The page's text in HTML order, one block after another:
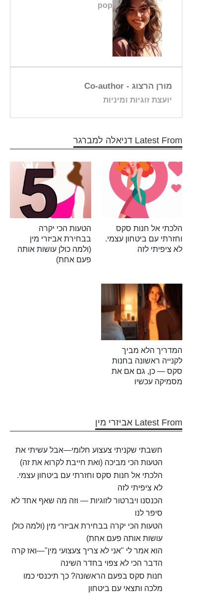
pop
מורן הרצוג - Co-author
יועצת זוגיות ומיניות
Latest From דניאלה למברגר
הלכתי אל חנות סקס
וחזרתי עם ביטחון עצמי.
לא ציפיתי לזה
הטעות הכי יקרה
בבחירת אביזרי מין
(ולמה כולן עושות אותה
פעם אחת)
המדריך הלא מביך
לקנייה ראשונה בחנות
סקס — כן, גם אם את
מסמיקה עכשיו
Latest From אביזרי מין
חשבתי שקניתי צעצוע חלומי—אבל עשיתי את
הטעות הכי מביכה (ואת חייבת לקרוא את זה)
הלכתי אל חנות סקס וחזרתי עם ביטחון עצמי.
לא ציפיתי לזה
הכנסנו ויברטור לזוגיות — וזה מה שאף אחד לא
סיפר לנו
הטעות הכי יקרה בבחירת אביזרי מין (ולמה כולן
עושות אותה פעם אחת)
הוא אמר לי "אני לא צריך צעצועי מין"—ואז קרה
הדבר הכי לא צפוי בחדר השינה
חנות סקס בפעם הראשונה? כך תיכנסי כמו
מלכה ותצאי עם ביטחון